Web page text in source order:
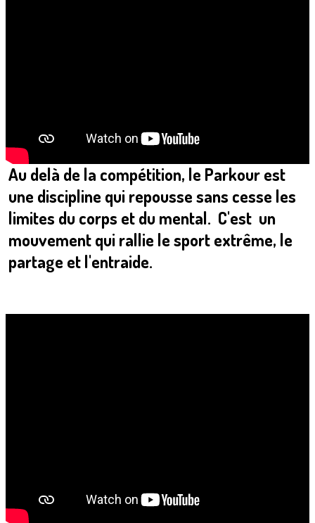
Au delà de la compétition, le Parkour est
une discipline quirepousse sans cesse les
limites du corps etdu mental. C'est un
mouvement quirallie le sport extrême, le
partage et l'entraide.